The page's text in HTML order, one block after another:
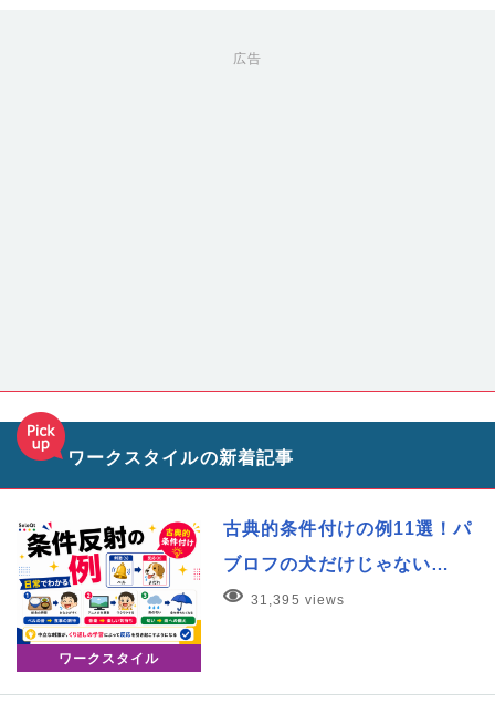
広告
ワークスタイルの新着記事
ワークスタイル
古典的条件付けの例11選！パ
ブロフの犬だけじゃない…
31,395 views